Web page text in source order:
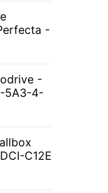
-
-
5A3-4-
C12E